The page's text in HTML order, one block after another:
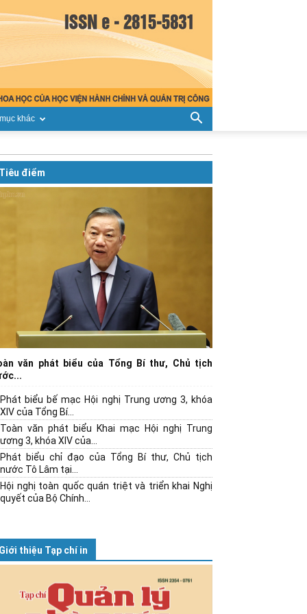
khác
Tiêu điểm
văn phát biểu của Tổng Bí thư, Chủ tịch
Phát biểu bế mạc Hội nghị Trung ương 3, khóa
XIV của Tổng Bí...
Toàn văn phát biểu Khai mạc Hội nghị Trung
ương 3, khóa XIV của...
Phát biểu chỉ đạo của Tổng Bí thư, Chủ tịch
nước Tô Lâm tại...
Hội nghị toàn quốc quán triệt và triển khai Nghị
quyết của Bộ Chính...
Giới thiệu Tạp chí in